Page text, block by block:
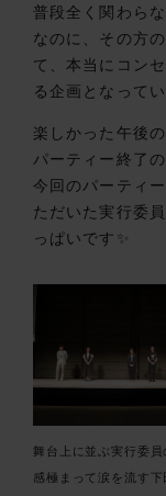
普段全く関わら
なのに、その方
て、本当にコン
る企画となってい
楽しかった午後
パーティー終了
今回のパーティ
ただいた実行委
っぱいです✨
舞台上に並ぶ実行委
感極まって涙を流す下